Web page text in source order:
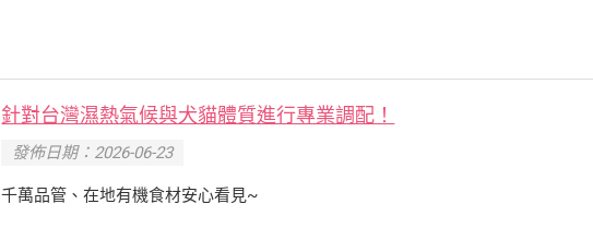
針對台灣濕熱氣候與犬貓體質進行專業調配！
發佈日期：2026-06-23
千萬品管、在地有機食材安心看見~